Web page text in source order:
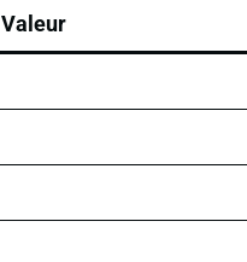
Valeur